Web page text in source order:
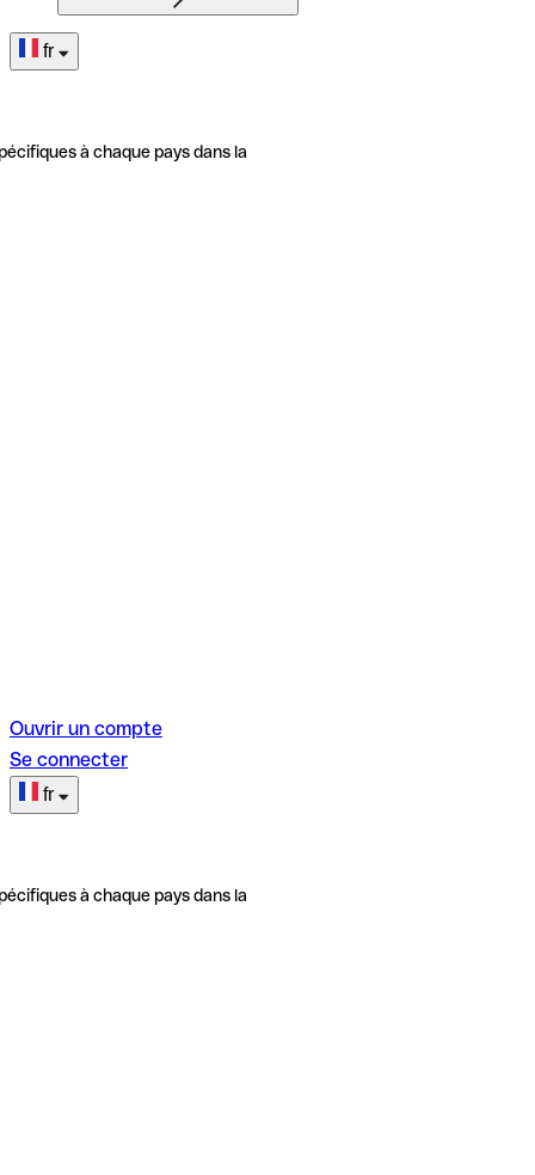
fr
à chaque pays dans la
Ouvrir un compte
Se connecter
fr
à chaque pays dans la